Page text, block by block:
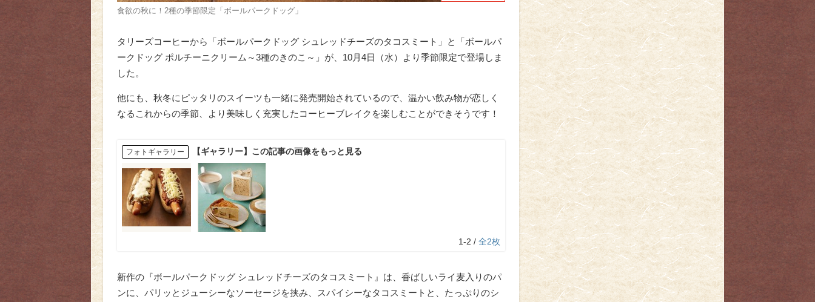
食欲の秋に！2種の季節限定「ボールパークドッグ」
タリーズコーヒーから「ボールパークドッグ シュレッドチーズのタコスミート」と「ボールパ
ークドッグ ポルチーニクリーム～3種のきのこ～」が、10月4日（水）より季節限定で登場しま
した。
他にも、秋冬にピッタリのスイーツも一緒に発売開始されているので、温かい飲み物が恋しく
なるこれからの季節、より美味しく充実したコーヒーブレイクを楽しむことができそうです！
フォトギャラリー 【ギャラリー】この記事の画像をもっと見る
1-2 / 全2枚
新作の『ボールパークドッグ シュレッドチーズのタコスミート』は、香ばしいライ麦入りのパ
ンに、パリッとジューシーなソーセージを挟み、スパイシーなタコスミートと、たっぷりのシ